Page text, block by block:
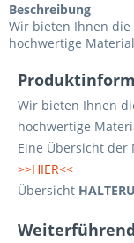
Beschreibung
Wir bieten Ihnen
hochwertige
Wir bieten Ihnen
hochwertige
Eine Übersicht
>>HIER<<
Übersicht